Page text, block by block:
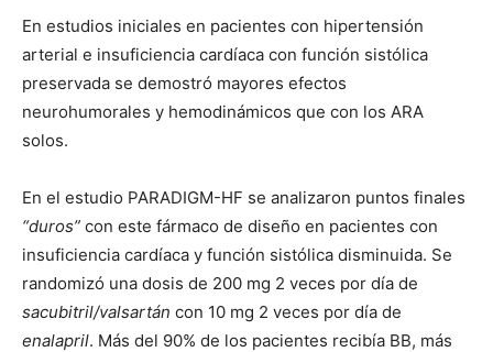
En estudios iniciales en pacientes con hipertensión
arterial e insuficiencia cardíaca con función sistólica
preservada se demostró mayores efectos
neurohumorales y hemodinámicos que con los ARA
solos.
En el estudio PARADIGM-HF se analizaron puntos finales
“duros” con este fármaco de diseño en pacientes con
insuficiencia cardíaca y función sistólica disminuida. Se
randomizó una dosis de 200 mg 2 veces por día de
sacubitril/valsartán con 10 mg 2 veces por día de
enalapril. Más del 90% de los pacientes recibía BB, más